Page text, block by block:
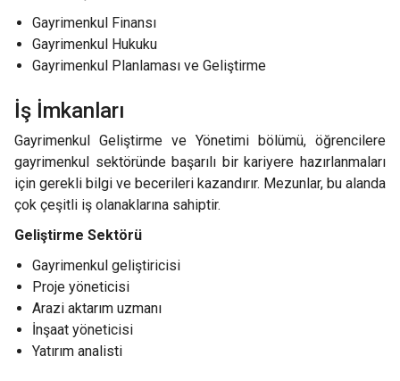
Gayrimenkul Finansı
Gayrimenkul Hukuku
Gayrimenkul Planlaması ve Geliştirme
İş İmkanları
Gayrimenkul Geliştirme ve Yönetimi bölümü, öğrencilere
gayrimenkul sektöründe başarılı bir kariyere hazırlanmaları
için gerekli bilgi ve becerileri kazandırır. Mezunlar, bu alanda
çok çeşitli iş olanaklarına sahiptir.
Geliştirme Sektörü
Gayrimenkul geliştiricisi
Proje yöneticisi
Arazi aktarım uzmanı
İnşaat yöneticisi
Yatırım analisti